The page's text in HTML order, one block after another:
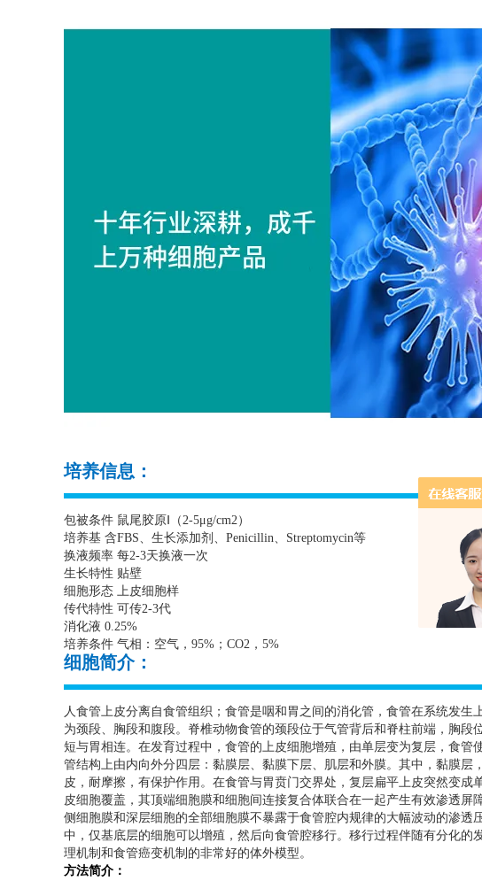
培养信息：
包被条件 鼠尾胶原Ⅰ（2-5μg/cm2）
培养基 含FBS、生长添加剂、 Penicillin、 Streptomycin等
换液频率 每2-3天换液一次
生长特性 贴壁
细胞形态 上皮细胞样
传代特性 可传2-3代
消化液 0.25%
培养条件 气相：空气， 95% ； CO2 ， 5%
细胞简介：
人食管上皮分离自食管组织；食管是咽和胃之间的消化管，食管在系统发
为颈段、胸段和腹段。脊椎动物食管的颈段位于气管背后和脊柱前端，胸
短与胃相连。在发育过程中，食管的上皮细胞增殖，由单层变为复层，食
管结构上由内向外分四层：黏膜层、黏膜下层、肌层和外膜。其中，黏膜
皮，耐摩擦，有保护作用。在食管与胃贲门交界处，复层扁平上皮突然变
皮细胞覆盖，其顶端细胞膜和细胞间连接复合体联合在一起产生有效渗透
侧细胞膜和深层细胞的全部细胞膜不暴露于食管腔内规律的大幅波动的渗
中，仅基底层的细胞可以增殖，然后向食管腔移行。移行过程伴随有分化
理机制和食管癌变机制的非常好的体外模型。
方法简介：